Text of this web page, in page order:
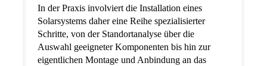
In der Praxis involviert die Installation eines
Solarsystems daher eine Reihe spezialisierter
Schritte, von der Standortanalyse über die
Auswahl geeigneter Komponenten bis hin zur
eigentlichen Montage und Anbindung an das